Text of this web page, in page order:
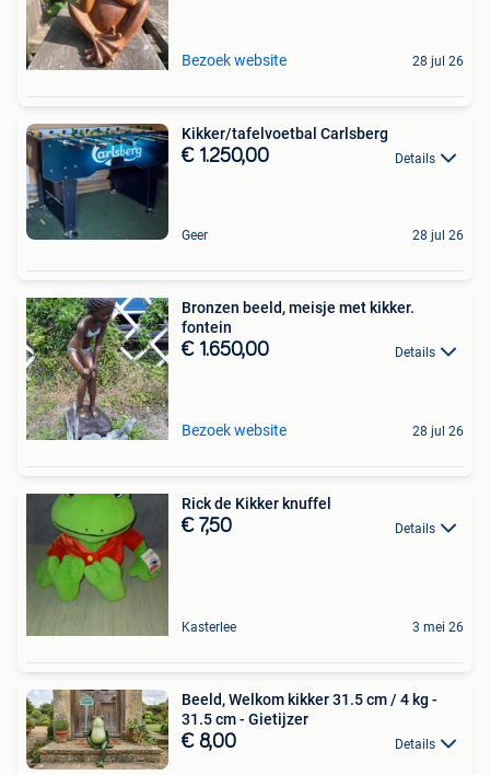
Bezoek website 28 jul 26
Kikker/tafelvoetbal Carlsberg
€ 1.250,00 Details
Geer 28 jul 26
Bronzen beeld, meisje met kikker.
fontein
€ 1.650,00 Details
Bezoek website 28 jul 26
Rick de Kikker knuffel
€ 7,50 Details
Kasterlee 3 mei 26
Beeld, Welkom kikker 31.5 cm / 4 kg -
31.5 cm - Gietijzer
€ 8,00 Details